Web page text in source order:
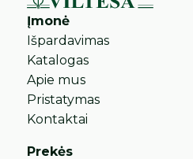
Įmonė
Išpardavimas
Katalogas
Apie mus
Pristatymas
Kontaktai
Prekės